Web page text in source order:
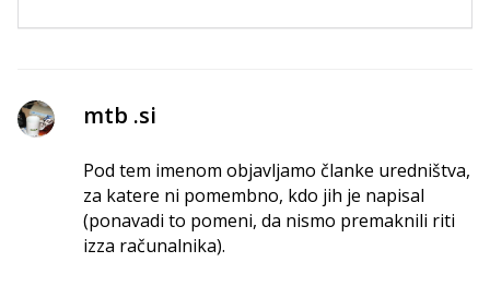
mtb .si
Pod tem imenom objavljamo članke uredništva,
za katere ni pomembno, kdo jih je napisal
(ponavadi to pomeni, da nismo premaknili riti
izza računalnika).